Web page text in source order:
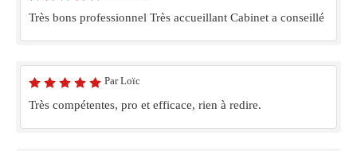
Très bons professionnel Très accueillant Cabinet a conseillé
Par Loïc
Très compétentes, pro et efficace, rien à redire.